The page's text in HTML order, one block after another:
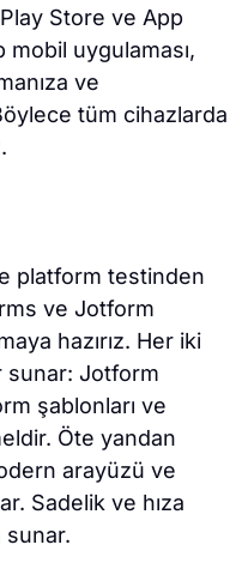
Store ve App
uygulaması,
ve
tüm cihazlarda
platform testinden
ve Jotform
hazırız. Her iki
sunar: Jotform
şablonları ve
Öte yandan
arayüzü ve
Sadelik ve hıza